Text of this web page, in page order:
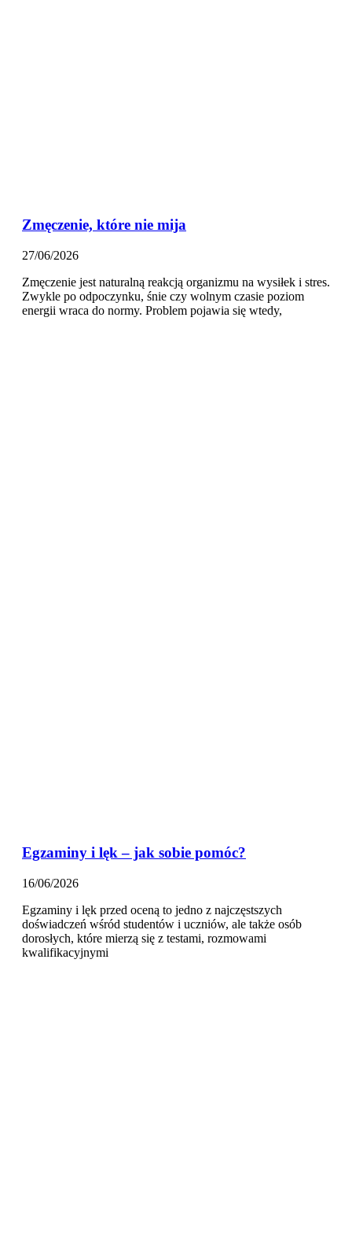
Zmęczenie, które nie mija
27/06/2026
Zmęczenie jest naturalną reakcją organizmu na wysiłek i stres.
Zwykle po odpoczynku, śnie czy wolnym czasie poziom
energii wraca do normy. Problem pojawia się wtedy,
Egzaminy i lęk – jak sobie pomóc?
16/06/2026
Egzaminy i lęk przed oceną to jedno z najczęstszych
doświadczeń wśród studentów i uczniów, ale także osób
dorosłych, które mierzą się z testami, rozmowami
kwalifikacyjnymi